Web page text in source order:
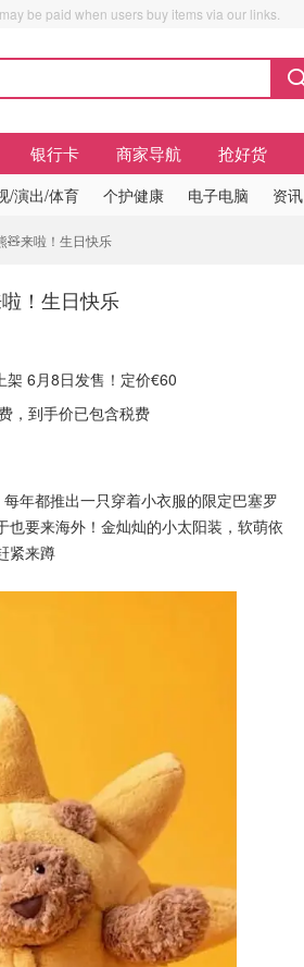
be paid when users buy items via our links.
银行卡 商家导航 抢好货
/演出/体育 个护健康 电子电脑 资讯
🧸来啦！生日快乐
！生日快乐
架 6月8日发售！定价€60
，到手价已包含税费
年都推出一只穿着小衣服的限定巴塞罗
要来海外！金灿灿的小太阳装，软萌依
紧来蹲